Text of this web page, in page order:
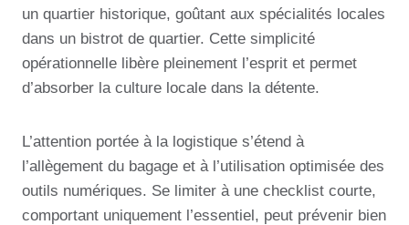
un quartier historique, goûtant aux spécialités locales
dans un bistrot de quartier. Cette simplicité
opérationnelle libère pleinement l’esprit et permet
d’absorber la culture locale dans la détente.
L’attention portée à la logistique s’étend à
l’allègement du bagage et à l’utilisation optimisée des
outils numériques. Se limiter à une checklist courte,
comportant uniquement l’essentiel, peut prévenir bien